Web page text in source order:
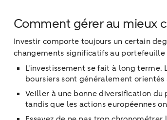
Comment gérer au mieux
Investir comporte toujours un certain
changements significatifs au
L'investissement se fait à long
boursiers sont généralement orientés
Veiller à une bonne diversification du
tandis que les actions européennes